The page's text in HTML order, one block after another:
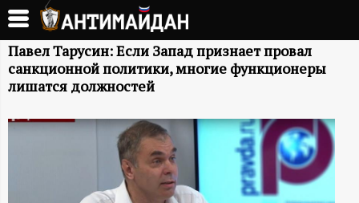
Перейти
основному
содержанию
А
Н
Т
Павел Тарусин: Если Запад признает провал
санкционной политики, многие функционеры
лишатся должностей